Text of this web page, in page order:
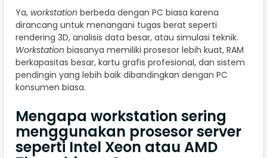
Ya, workstation berbeda dengan PC biasa karena
dirancang untuk menangani tugas berat seperti
rendering 3D, analisis data besar, atau simulasi teknik.
Workstation biasanya memiliki prosesor lebih kuat, RAM
berkapasitas besar, kartu grafis profesional, dan sistem
pendingin yang lebih baik dibandingkan dengan PC
konsumen biasa.
Mengapa workstation sering
menggunakan prosesor server
seperti Intel Xeon atau AMD